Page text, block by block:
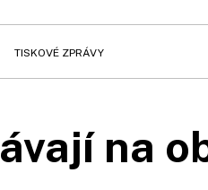
TISKOVÉ ZPRÁVY
na